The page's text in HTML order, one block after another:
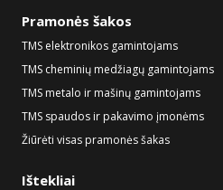
Pramonės šakos
TMS elektronikos gamintojams
TMS cheminių medžiagų gamintojams
TMS metalo ir mašinų gamintojams
TMS spaudos ir pakavimo įmonėms
Žiūrėti visas pramonės šakas
Ištekliai